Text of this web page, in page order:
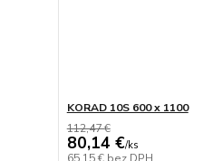
KORAD 10S 600 x 1100
112,47 €
80,14 €/ks
65,15 € bez DPH